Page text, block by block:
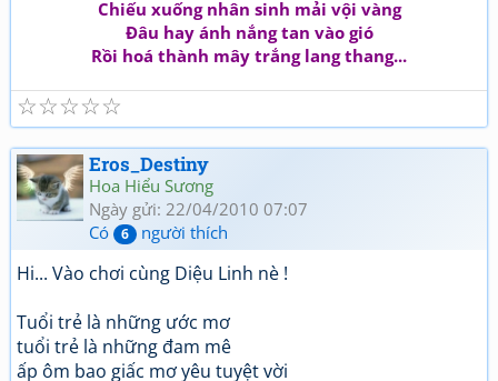
Chiếu xuống nhân sinh mải vội vàng
Đâu hay ánh nắng tan vào gió
Rồi hoá thành mây trắng lang thang...
☆
☆
☆
☆
☆
Eros_Destiny
Hoa Hiểu Sương
Ngày gửi: 22/04/2010 07:07
Có
6 người thích
Hi... Vào chơi cùng Diệu Linh nè !
Tuổi trẻ là những ước mơ
tuổi trẻ là những đam mê
ấp ôm bao giấc mơ yêu tuyệt vời